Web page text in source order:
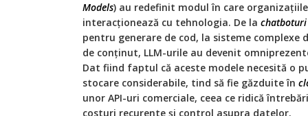
Models) au redefinit modul în care
interacționează cu tehnologia. De la chatboturi
pentru generare de cod, la sisteme complexe
de conținut, LLM-urile au devenit
Dat fiind faptul că aceste modele necesită o
stocare considerabile, tind să fie găzduite în
unor API-uri comerciale, ceea ce ridică
costuri recurente și control asupra datelor.